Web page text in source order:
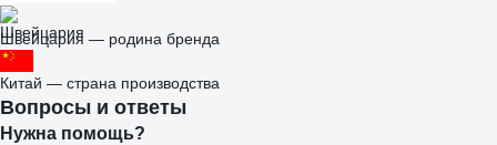
Швейцария — родина бренда
Китай — страна производства
Вопросы и ответы
Нужна помощь?